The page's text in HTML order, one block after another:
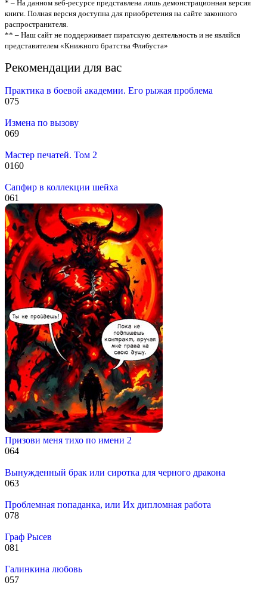
* – На данном веб-ресурсе представлена лишь демонстрационная версия
книги. Полная версия доступна для приобретения на сайте законного
распространителя.
** – Наш сайт не поддерживает пиратскую деятельность и не являйся
представителем «Книжного братства Флибуста»
Рекомендации для вас
Практика в боевой академии. Его рыжая проблема
075
Измена по вызову
069
Мастер печатей. Том 2
0160
Сапфир в коллекции шейха
061
Призови меня тихо по имени 2
064
Вынужденный брак или сиротка для черного дракона
063
Проблемная попаданка, или Их дипломная работа
078
Граф Рысев
081
Галинкина любовь
057